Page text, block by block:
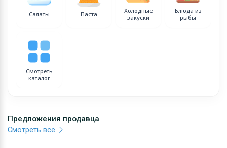
Салаты Паста
Холодные
закуски
Блюда из
рыбы
Смотреть
каталог
Предложения продавца
Смотреть все